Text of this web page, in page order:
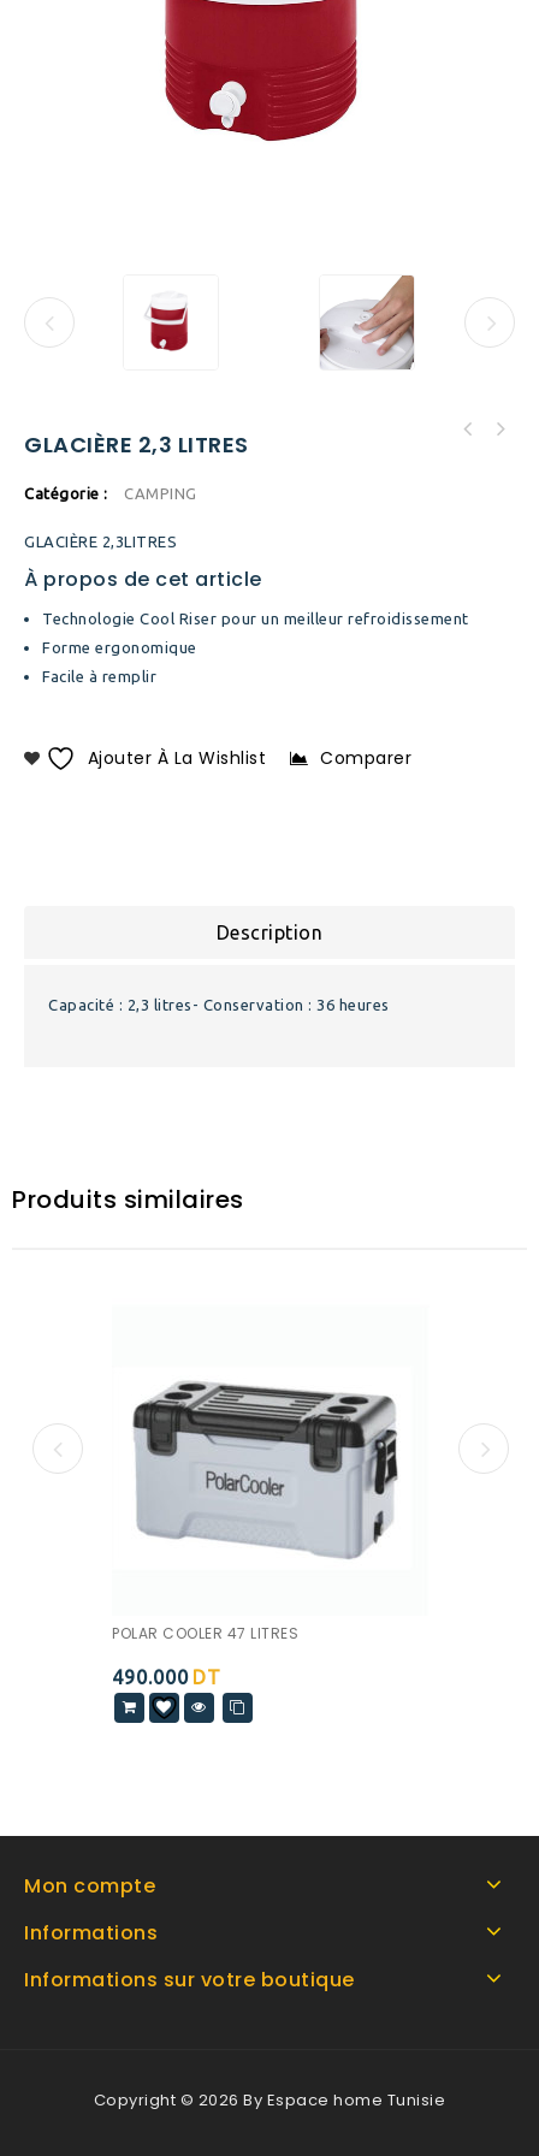
GLACIÈRE 2,3 LITRES
Catégorie : CAMPING
GLACIÈRE 2,3LITRES
À propos de cet article
Technologie Cool Riser pour un meilleur refroidissement
Forme ergonomique
Facile à remplir
Ajouter À La Wishlist Comparer
Description
Capacité : 2,3 litres- Conservation : 36 heures
Produits similaires
POLAR COOLER 47 LITRES
490.000 DT
Mon compte
Informations
Informations sur votre boutique
Copyright © 2026 By Espace home Tunisie